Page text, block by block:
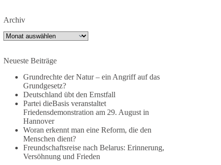
2 Tage(n) zuvor
Jetzt dieBasis Sachsen-Anhalt unterstützen!
Die Landtagswahl 2026 in Sachsen-Anhalt findet
am 6. September statt. Die Inhalte stehen – jetzt
müssen sie gesehen, geteilt und diskutiert werden.
Folge unseren Kanälen:
Facebook:
https://www.facebook.com/groups/diebasissachse
nanhalt/
Instragram:
Archiv
Archiv
Neueste Beiträge
Grundrechte der Natur – ein Angriff auf das
Grundgesetz?
Deutschland übt den Ernstfall
Partei dieBasis veranstaltet
Friedensdemonstration am 29. August in
Hannover
Woran erkennt man eine Reform, die den
Menschen dient?
Freundschaftsreise nach Belarus: Erinnerung,
Versöhnung und Frieden